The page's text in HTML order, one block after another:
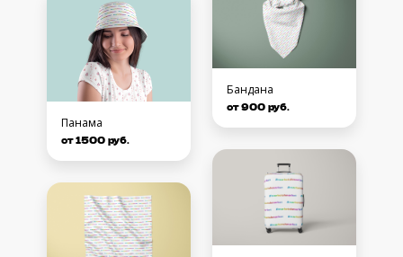
Панама
от 1500 руб.
Бандана
от 900 руб.